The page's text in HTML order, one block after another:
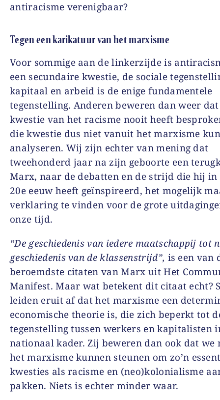
antiracisme verenigbaar?
Tegen een karikatuur van het marxisme
Voor sommige aan de linkerzijde is
een secundaire kwestie, de sociale
kapitaal en arbeid is de enige fundamentele
tegenstelling. Anderen beweren dan weer
kwestie van het racisme nooit heeft
die kwestie dus niet vanuit het marxisme
analyseren. Wij zijn echter van mening dat
tweehonderd jaar na zijn geboorte een
Marx, naar de debatten en de strijd die hij in
20e eeuw heeft geïnspireerd, het mogelijk
verklaring te vinden voor de grote
onze tijd.
“De geschiedenis van iedere maatschappij tot
geschiedenis van de klassenstrijd”, is een van
beroemdste citaten van Marx uit Het
Manifest. Maar wat betekent dit citaat echt?
leiden eruit af dat het marxisme een
economische theorie is, die zich beperkt tot
tegenstelling tussen werkers en kapitalisten
nationaal kader. Zij beweren dan ook dat we
het marxisme kunnen steunen om zo’n
kwesties als racisme en (neo)kolonialisme
pakken. Niets is echter minder waar.